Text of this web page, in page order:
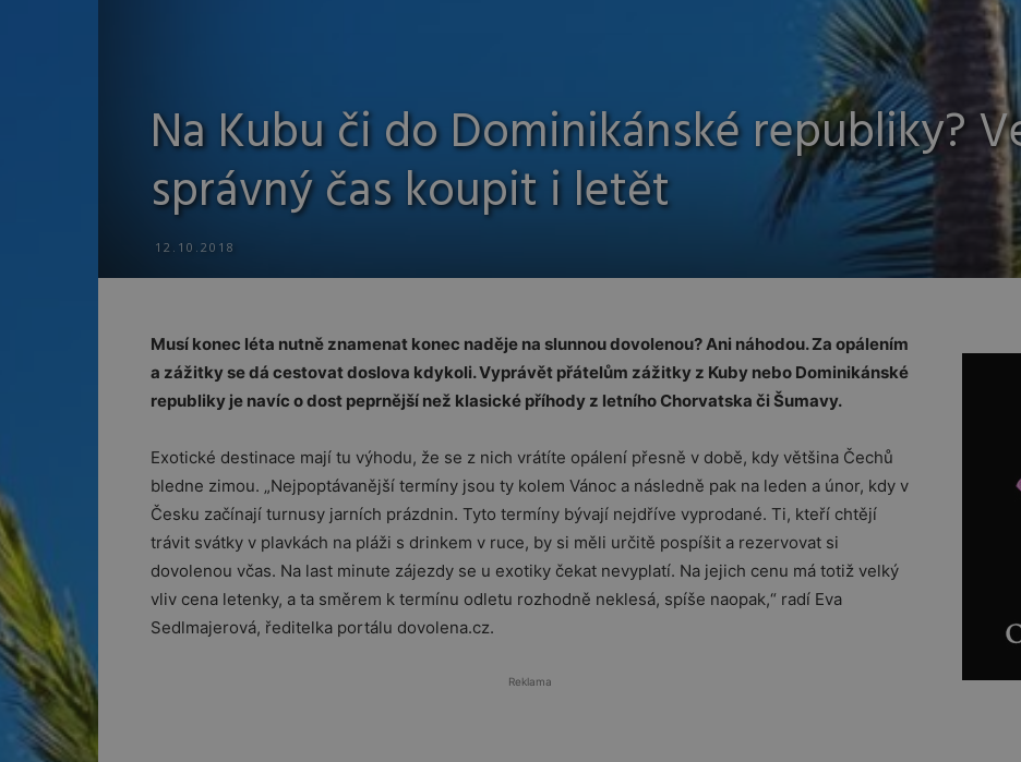
Na Kubu či do Dominikánské republiky?
správný čas koupit i letět
12.10.2018
Musí konec léta nutně znamenat konec naděje na slunnou dovolenou? Ani náhodou. Za opálením
a zážitky se dá cestovat doslova kdykoli. Vyprávět přátelům zážitky z Kuby nebo Dominikánské
republiky je navíc o dost peprnější než klasické příhody z letního Chorvatska či Šumavy.
Exotické destinace mají tu výhodu, že se z nich vrátíte opálení přesně v době, kdy většina Čechů
bledne zimou. „Nejpoptávanější termíny jsou ty kolem Vánoc a následně pak na leden a únor, kdy v
Česku začínají turnusy jarních prázdnin. Tyto termíny bývají nejdříve vyprodané. Ti, kteří chtějí
trávit svátky v plavkách na pláži s drinkem v ruce, by si měli určitě pospíšit a rezervovat si
dovolenou včas. Na last minute zájezdy se u exotiky čekat nevyplatí. Na jejich cenu má totiž velký
vliv cena letenky, a ta směrem k termínu odletu rozhodně neklesá, spíše naopak,“ radí Eva
Sedlmajerová, ředitelka portálu dovolena.cz.
Reklama